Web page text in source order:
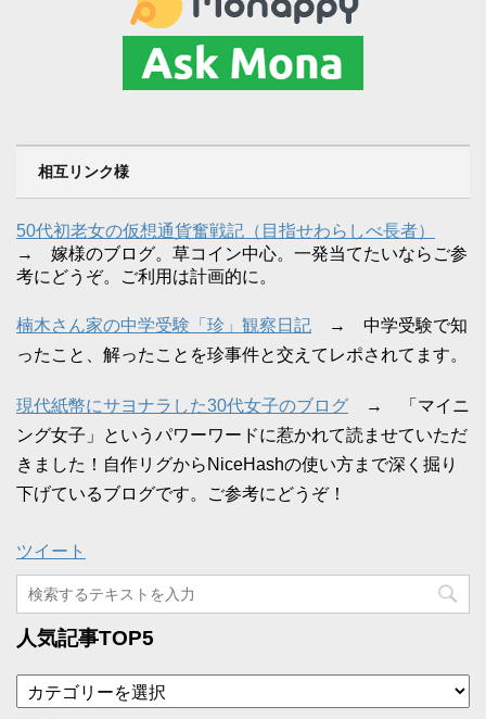
相互リンク様
50代初老女の仮想通貨奮戦記（目指せわらしべ長者）
→ 嫁様のブログ。草コイン中心。一発当てたいならご参
考にどうぞ。ご利用は計画的に。
楠木さん家の中学受験「珍」観察日記 → 中学受験で知
ったこと、解ったことを珍事件と交えてレポされてます。
現代紙幣にサヨナラした30代女子のブログ → 「マイニ
ング女子」というパワーワードに惹かれて読ませていただ
きました！自作リグからNiceHashの使い方まで深く掘り
下げているブログです。ご参考にどうぞ！
ツイート
人気記事TOP5
テ